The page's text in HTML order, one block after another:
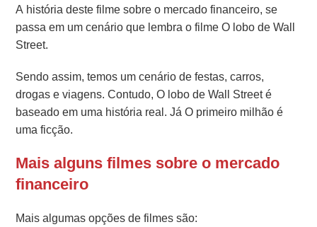
A história deste filme sobre o mercado financeiro, se
passa em um cenário que lembra o filme O lobo de Wall
Street.
Sendo assim, temos um cenário de festas, carros,
drogas e viagens. Contudo, O lobo de Wall Street é
baseado em uma história real. Já O primeiro milhão é
uma ficção.
Mais alguns filmes sobre o mercado
financeiro
Mais algumas opções de filmes são: